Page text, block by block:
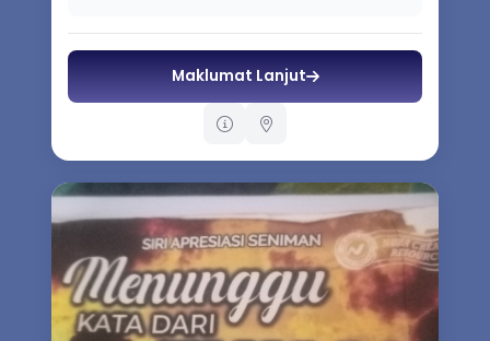
Maklumat Lanjut